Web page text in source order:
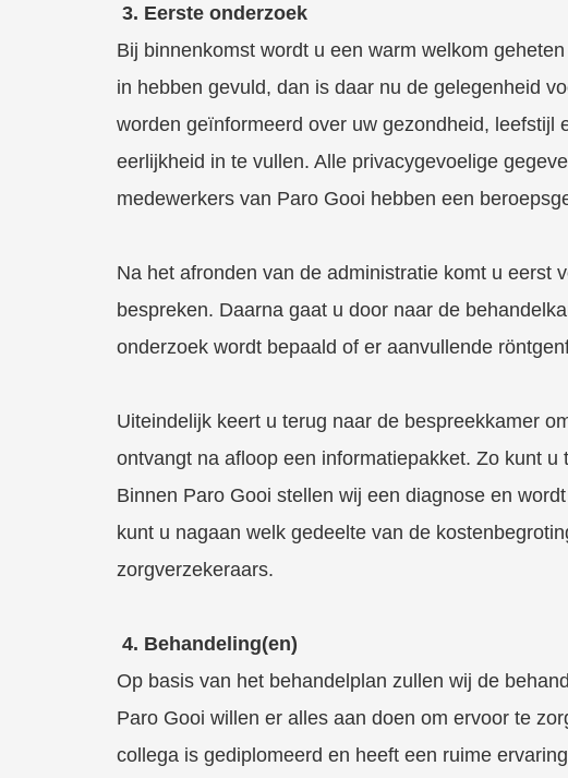
3. Eerste onderzoek
Bij binnenkomst wordt u een warm welkom
in hebben gevuld, dan is daar nu de gelegenheid
worden geïnformeerd over uw gezondheid,
eerlijkheid in te vullen. Alle privacygevoelige
medewerkers van Paro Gooi hebben een
Na het afronden van de administratie komt u eerst
bespreken. Daarna gaat u door naar de
onderzoek wordt bepaald of er aanvullende
Uiteindelijk keert u terug naar de bespreekkamer
ontvangt na afloop een informatiepakket. Zo kunt
Binnen Paro Gooi stellen wij een diagnose en
kunt u nagaan welk gedeelte van de
zorgverzekeraars.
4. Behandeling(en)
Op basis van het behandelplan zullen wij de
Paro Gooi willen er alles aan doen om ervoor te
collega is gediplomeerd en heeft een ruime